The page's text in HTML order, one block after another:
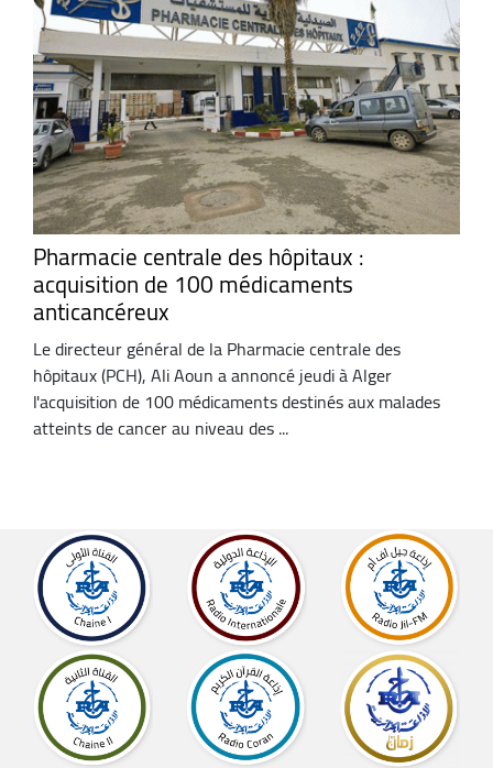
Pharmacie centrale des hôpitaux :
acquisition de 100 médicaments
anticancéreux
Le directeur général de la Pharmacie centrale des
hôpitaux (PCH), Ali Aoun a annoncé jeudi à Alger
l'acquisition de 100 médicaments destinés aux malades
atteints de cancer au niveau des ...